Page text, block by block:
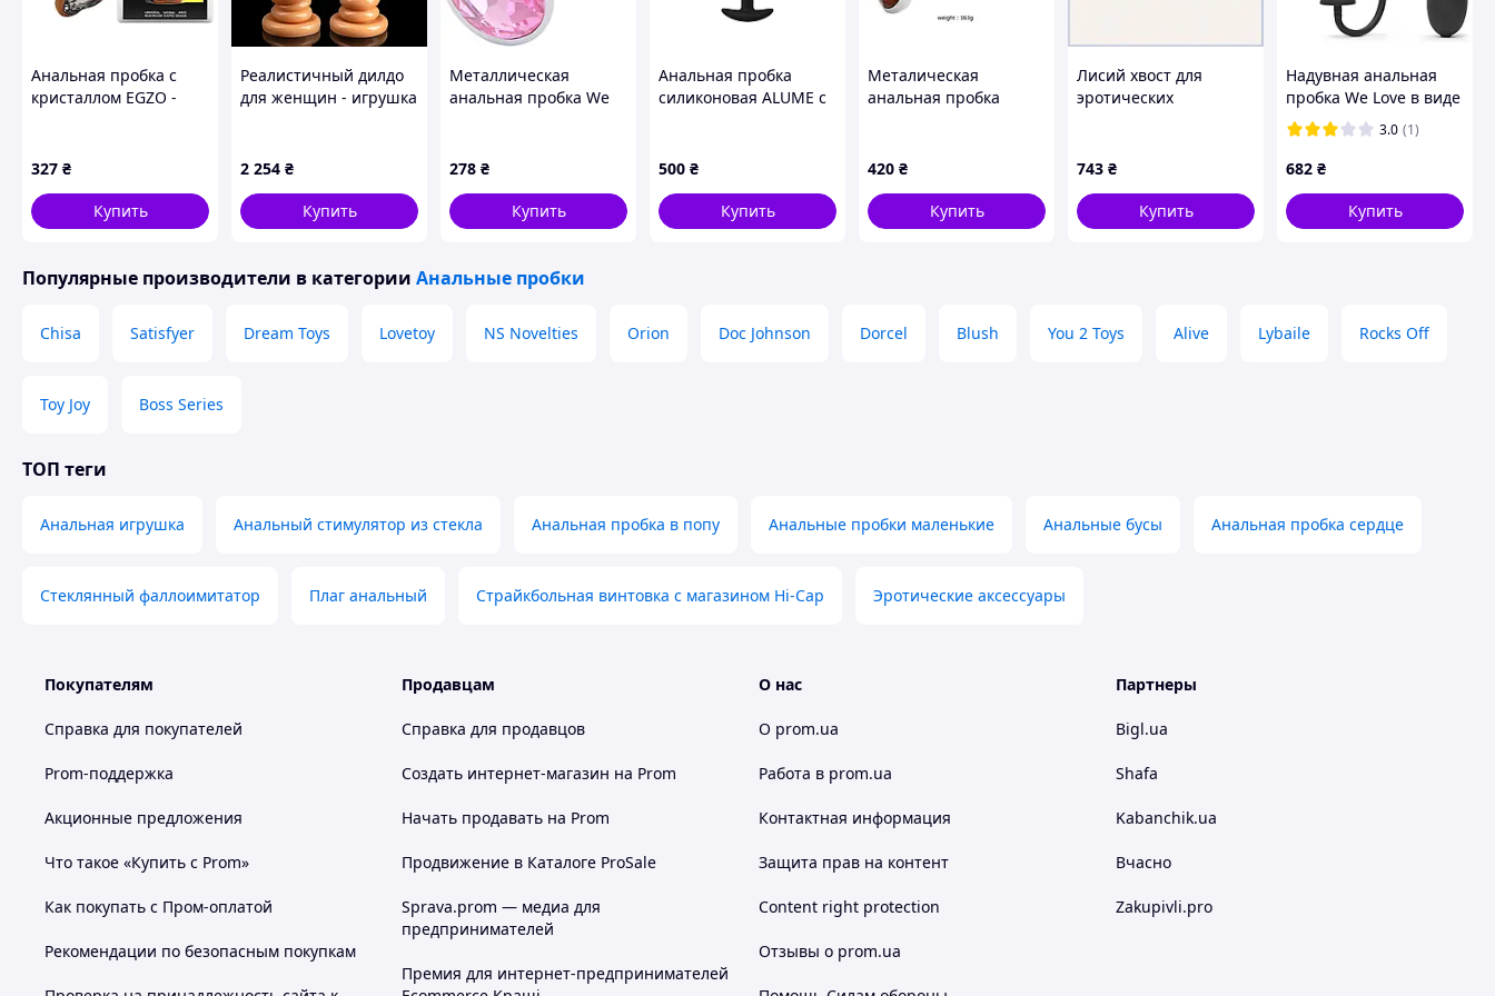
Анальная пробка с
кристаллом EGZO -
327 ₴
Купить
Реалистичный дилдо
для женщин - игрушка
мягкий и натуральный
пар, анальные
2 254 ₴
Купить
Металлическая
анальная пробка We
- 954
278 ₴
Купить
Анальная пробка
силиконовая ALUME с
веса, черная, S
500 ₴
Купить
Металическая
анальная пробка
420 ₴
Купить
Лисий хвост для
эротических
743 ₴
Купить
Надувная анальная
пробка We Love в виде
фаллоса
3.0 (1)
682 ₴
Купить
Популярные производители в категории Анальные пробки
Chisa Satisfyer Dream Toys Lovetoy NS Novelties Orion Doc Johnson Dorcel Blush You 2 Toys Alive Lybaile Rocks Off
Toy Joy Boss Series
ТОП теги
Анальная игрушка Анальный стимулятор из стекла Анальная пробка в попу Анальные пробки маленькие Анальные бусы Анальная пробка сердце
Стеклянный фаллоимитатор Плаг анальный Страйкбольная винтовка с магазином Hi-Cap Эротические аксессуары
Покупателям
Справка для покупателей
Prom-поддержка
Акционные предложения
Что такое «Купить с Prom»
Как покупать с Пром-оплатой
Рекомендации по безопасным покупкам
Продавцам
Справка для продавцов
Создать интернет-магазин на Prom
Начать продавать на Prom
Продвижение в Каталоге ProSale
Sprava.prom — медиа для
предпринимателей
Премия для интернет-предпринимателей
О нас
О prom.ua
Работа в prom.ua
Контактная информация
Защита прав на контент
Content right protection
Отзывы о prom.ua
Партнеры
Bigl.ua
Shafa
Kabanchik.ua
Вчасно
Zakupivli.pro